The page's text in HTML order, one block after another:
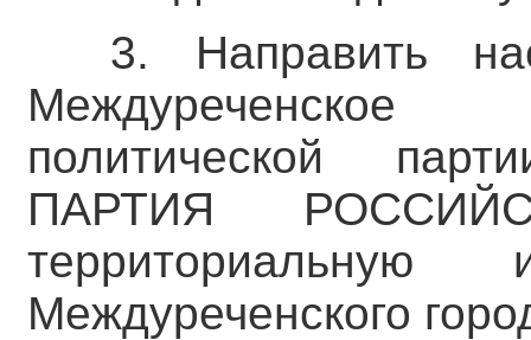
3. Направить
Междуреченское
политической
ПАРТИЯ
территориальную
Междуреченского